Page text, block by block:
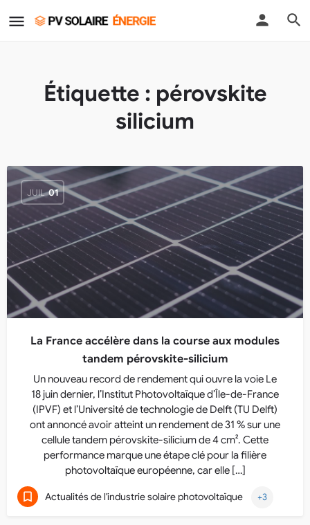
Étiquette : pérovskite
silicium
JUIL 01
La France accélère dans la course aux modules
tandem pérovskite-silicium
Un nouveau record de rendement qui ouvre la voie Le
18 juin dernier, l’Institut Photovoltaïque d’Île-de-France
(IPVF) et l’Université de technologie de Delft (TU Delft)
ont annoncé avoir atteint un rendement de 31 % sur une
cellule tandem pérovskite-silicium de 4 cm². Cette
performance marque une étape clé pour la filière
photovoltaïque européenne, car elle […]
Actualités de l'industrie solaire photovoltaïque +3